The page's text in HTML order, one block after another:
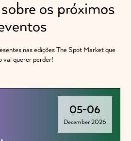
os próximos
nas edições The Spot Market que
vai querer perder!
05-06
December 2026